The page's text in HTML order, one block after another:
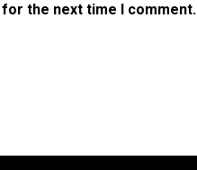
the next time I comment.